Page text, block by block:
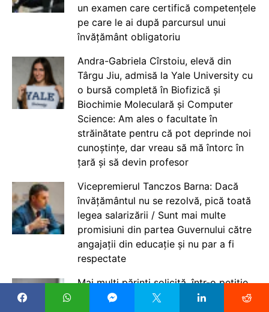
un examen care certifică competențele
pe care le ai după parcursul unui
învățământ obligatoriu
Andra-Gabriela Cîrstoiu, elevă din
Târgu Jiu, admisă la Yale University cu
o bursă completă în Biofizică și
Biochimie Moleculară și Computer
Science: Am ales o facultate în
străinătate pentru că pot deprinde noi
cunoștințe, dar vreau să mă întorc în
țară și să devin profesor
Vicepremierul Tanczos Barna: Dacă
învățământul nu se rezolvă, pică toată
legea salarizării / Sunt mai multe
promisiuni din partea Guvernului către
angajații din educație și nu par a fi
respectate
Mai mulți părinți solicită, într-o petiție,
anularea deciziei ISMB de a nu mai